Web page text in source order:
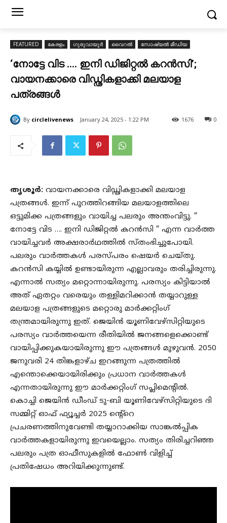
FEATURED കേരളം ഗുരുവായൂർ വൈറൽ സോഷ്യൽ മീഡിയ
‘നോട്ടേ വിട …. ഇനി ഡിജിറ്റൽ കറൻസി’;
വായനക്കാരെ വിഡ്ഢികളാക്കി മലയാള
പത്രങ്ങൾ
By circlelivenews January 24, 2025 - 1:22 PM 0
1676
തൃശൂർ: വായനക്കാരെ വിഡ്ഢികളാക്കി മലയാള
പത്രങ്ങൾ. ഇന്ന് പുറത്തിറങ്ങിയ മലയാളത്തിലെ
ഒട്ടുമിക്ക പത്രങ്ങളും വായിച്ച പലരും അന്തംവിട്ടു. ”
നോട്ടേ വിട …. ഇനി ഡിജിറ്റൽ കറൻസി ” എന്ന വാർത്ത
വായിച്ചവർ അക്ഷരാർഥത്തിൽ സ്‌തംഭിച്ചുപോയി.
പലരും വാർത്തകൾ പരസ്പ‌രം ഷെയർ ചെയ്‌തു.
കറൻസി കയ്യിൽ ഉണ്ടായിരുന്ന എല്ലാവരും തരിച്ചിരുന്നു.
എന്നാൽ സത്യം മറ്റൊന്നായിരുന്നു. പരസ്യം കിട്ടിയാൽ
അത് ഏതറ്റം വരെയും തള്ളിമറിക്കാൻ തയ്യാറുള്ള
മലയാള പത്രങ്ങളുടെ മറ്റൊരു മാർക്കറ്റിംഗ്
തന്ത്രമായിരുന്നു ഇത്. ജെയിൻ യൂണിവേഴ്‌സിറ്റിയുടെ
പരസ്യം വാർത്തയെന്ന രീതിയിൽ ജനങ്ങളെക്കൊണ്ട്
വായിപ്പിക്കുകയായിരുന്നു ഈ പത്രങ്ങൾ മുഴുവൻ. 2050
ജനുവരി 24 തിങ്കളാഴ്‌ച ഇറങ്ങുന്ന പത്രത്തിൽ
എന്തൊക്കെയായിരിക്കും പ്രധാന വാർത്തകൾ
എന്നതായിരുന്നു ഈ മാർക്കറ്റിംഗ് സപ്ലിമെന്റിൽ.
കൊച്ചി ജെയിൻ ഡീംഡ് ടു-ബി യൂണിവേഴ്സിറ്റിയുടെ ദി
സമ്മിറ്റ് ഓഫ് ഫ്യൂച്ചർ 2025 ന്റെ്റെ
പ്രചരണത്തിനുവേണ്ടി തയ്യാറാക്കിയ സാങ്കൽപ്പിക
വാർത്തകളായിരുന്നു ഇവയെല്ലാം. സത്യം തിരിച്ചറിഞ്ഞ
പലരും പത്ര ഓഫീസുകളിൽ ഫോൺ വിളിച്ച്
പ്രതിഷേധം അറിയിക്കുന്നുണ്ട്.